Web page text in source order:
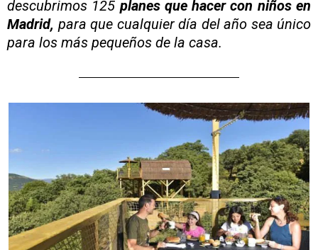
descubrimos 125 planes que hacer con niños en
Madrid, para que cualquier día del año sea único
para los más pequeños de la casa.